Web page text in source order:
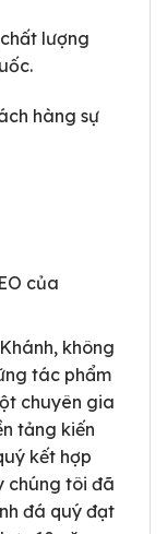
lượng
hàng sự
của
không
tác phẩm
chuyên gia
tảng kiến
kết hợp
chúng tôi đã
đá quý đạt